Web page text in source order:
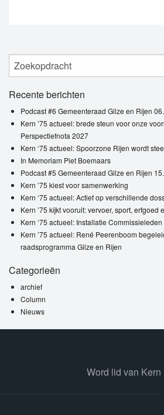
Recente berichten
Podcast #6 Gemeenteraad Gilze en Rijen
Kern ’75 actueel: brede steun voor onze
Perspectiefnota 2027
Kern ‘75 actueel: Spoorzone Rijen wordt
In Memoriam Piet Boemaars
Podcast #5 Gemeenteraad Gilze en Rijen
Kern ’75 kiest voor samenwerking
Kern ‘75 actueel: Actief op verschillende
Kern ’75 kijkt vooruit: vervoer, sport, erfgoed
Kern ‘75 actueel: Installatie
Kern ’75 actueel: René Peerenboom
raadsprogramma Gilze en Rijen
Categorieën
archief
Column
Nieuws
Word lid van Kern